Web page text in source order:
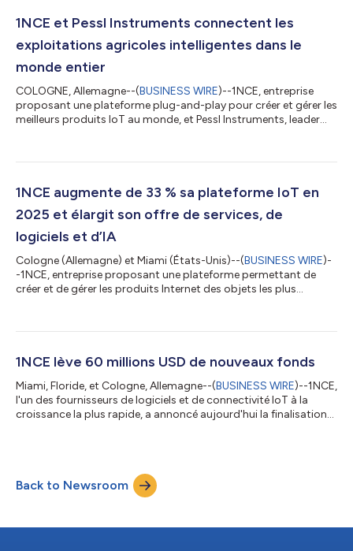
1NCE et Pessl Instruments connectent les
exploitations agricoles intelligentes dans le
monde entier
COLOGNE, Allemagne--(BUSINESS WIRE)--1NCE, entreprise
proposant une plateforme plug-and-play pour créer et gérer les
meilleurs produits IoT au monde, et Pessl Instruments, leader
by Pessl Instruments, alimentée par 1NCE. La solution
des milliers de stations météorologiques et de capteurs de
terrain via une pla...
1NCE augmente de 33 % sa plateforme IoT en
2025 et élargit son offre de services, de
logiciels et d’IA
Cologne (Allemagne) et Miami (États-Unis)--(BUSINESS WIRE)-
-1NCE, entreprise proposant une plateforme permettant de
créer et de gérer les produits Internet des objets les plus
son réseau IoT, soit une croissance annuelle de 33 %.
pour plus de 30 000 clients professionnels dans 17 secteurs. 4
1NCE lève 60 millions USD de nouveaux fonds
Miami, Floride, et Cologne, Allemagne--(BUSINESS WIRE)--1NCE,
l'un des fournisseurs de logiciels et de connectivité IoT à la
croissance la plus rapide, a annoncé aujourd'hui la finalisation
plus de 170 pays. Depuis son lancement sur le marché en 2018,
la société est devenue un perturbateur de l'industrie de l'IoT e...
Back to Newsroom